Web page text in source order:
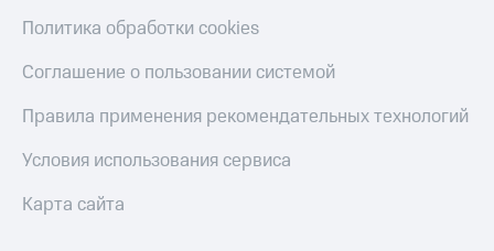
Политика обработки cookies
Соглашение о пользовании системой
Правила применения рекомендательных технологий
Условия использования сервиса
Карта сайта